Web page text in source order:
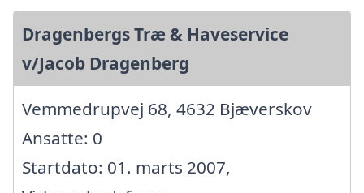
Dragenbergs Træ & Haveservice
v/Jacob Dragenberg
Vemmedrupvej 68, 4632 Bjæverskov
Ansatte: 0
Startdato: 01. marts 2007,